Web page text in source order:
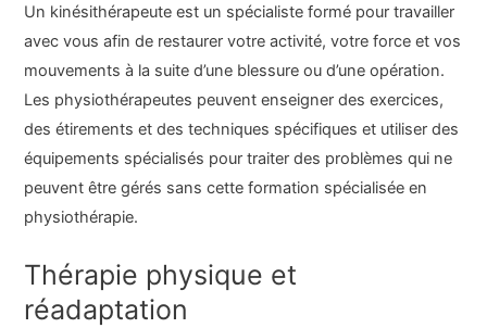
Un kinésithérapeute est un spécialiste formé pour travailler
avec vous afin de restaurer votre activité, votre force et vos
mouvements à la suite d’une blessure ou d’une opération.
Les physiothérapeutes peuvent enseigner des exercices,
des étirements et des techniques spécifiques et utiliser des
équipements spécialisés pour traiter des problèmes qui ne
peuvent être gérés sans cette formation spécialisée en
physiothérapie.
Thérapie physique et
réadaptation